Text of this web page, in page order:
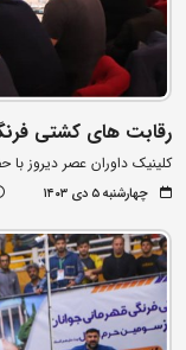
رقابت های کشتی
کلینیک داوران عصر دیروز با
چهارشنبه ۵ دی ۱۴۰۳